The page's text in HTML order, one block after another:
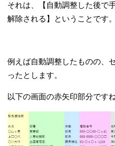
それは、【自動調整した後で
解除される】ということです。
例えば自動調整したものの、
ったとします。
以下の画面の赤矢印部分ですね